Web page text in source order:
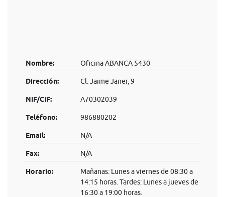
Nombre: Oficina ABANCA 5430
Dirección: Cl. Jaime Janer, 9
NIF/CIF: A70302039
Teléfono: 986880202
Email: N/A
Fax: N/A
Horario:
Mañanas: Lunes a viernes de 08:30 a
14:15 horas. Tardes: Lunes a jueves de
16:30 a 19:00 horas.